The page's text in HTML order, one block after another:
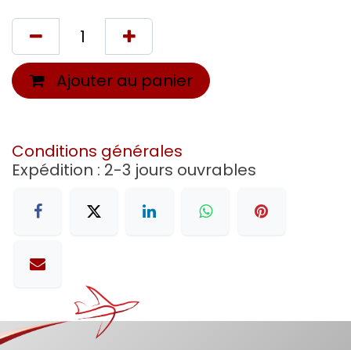
Ajouter au panier
Conditions générales
Expédition : 2-3 jours ouvrables